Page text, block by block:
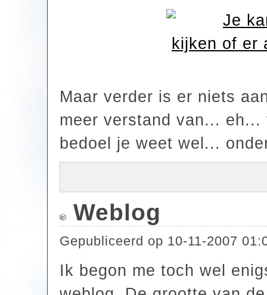
Maar verder is er niets
meer verstand van...
bedoel je weet wel...
Weblog
Gepubliceerd op 10-11-2007
Ik begon me toch wel